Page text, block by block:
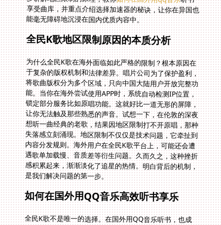
能毫无障碍地沉浸在国内优质内容中。
全民K歌地区限制原因的本质分析
为什么全民K歌在海外面临如此严格的限制？根本原因在
于复杂的版权机制和法律差异。唱片公司为了保护盈利，
将歌曲版权分为多个区域，只向中国大陆用户开放完整功
能。当你在海外尝试使用APP时，系统自动检测IP位置，
锁定部分服务比如原唱功能。这就好比一道无形的屏障，
让你无法触及那些熟悉的声音。试想一下，在伦敦的深夜
想听一曲经典的老歌，结果因地区限制打不开原唱，那种
失落感立刻涌现。地区限制不仅仅是技术问题，它牵扯到
内容分发规则。海外用户在全民K歌平台上，可能还会遭
遇歌单加载慢、音质差等衍生问题。久而久之，这种挫折
感积累起来，渐渐淡化了追星的热情。明白背后的机制，
是我们解决问题的第一步。
如何在国外用QQ音乐高效听书享乐
全民K歌不是唯一的选择。在国外用QQ音乐听书，也成
为许多人的心仪方案。QQ音乐拥有庞大曲库和丰富的听
书内容，但同样存在地域门槛。首先你需要一个可靠的回
国加速器作为辅助工具，确保访问路径顺畅。操作上相当
简单：打开QQ音乐APP前，先启动加速器选择回国专
线。这样瞬间绕开了IP检测，流畅打开国内歌单。我在悉
尼就常用这个方法，一边工作一边听着喜欢的节目。声音
清晰，没有任何延迟感。平台支持多样内容类型，比如小
说有声读物或最新单曲。听书时声音丰富饱满，背景音乐
细节也不会丢失。当然选对加速器是关键点之一，直接影